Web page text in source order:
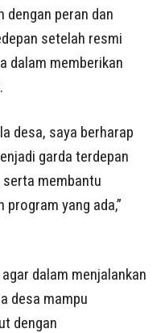
dengan peran dan
setelah resmi
dalam memberikan
desa, saya berharap
garda terdepan
serta membantu
yang ada,”
dalam menjalankan
desa mampu
dengan